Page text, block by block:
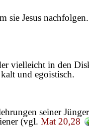
sie Jesus
vielleicht in den
und egoistisch.
seiner
(vgl. Mat 20,28